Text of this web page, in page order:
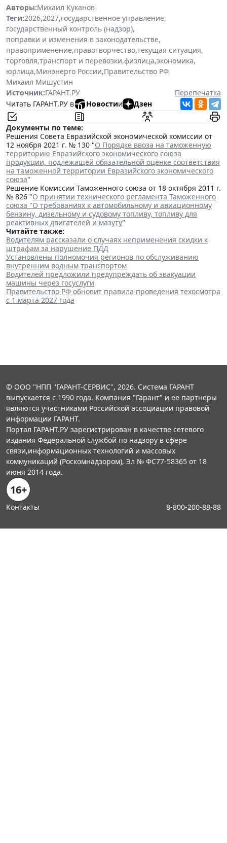
Авторы:Михаил Куканов
Теги:2026,2027,государственное управление,
государственный контроль (надзор),
поправки и изменения в законодательстве,
правоприменение,правотворчество,текущая ситуация,
торговля,транспорт и перевозки,физлица,экономика,
юрлица,Минэнерго России,Правительство РФ,
Михаил Мишустин
Источник:ГАРАНТ.РУ
Перепечатка
Читать ГАРАНТ.РУ в
Новостии Дзен
Документы по теме:
Решения Совета Евразийской экономической комиссии от
12 ноября 2021 г. № 130 "О Порядке ввоза на таможенную
территорию Евразийского экономического союза
продукции, подлежащей обязательной оценке соответствия
на таможенной территории Евразийского экономического
союза"
Решение Комиссии Таможенного союза от 18 октября 2011 г.
№ 826 "О принятии технического регламента Таможенного
союза "О требованиях к автомобильному и авиационному
бензину, дизельному и судовому топливу, топливу для
реактивных двигателей и мазуту"
Читайте также:
Водителям рассказали о случаях неприменения скидки к
штрафам за нарушение ПДД
Установлены полномочия регионов по обслуживанию
внутренним водным транспортом
Водителей предложили предупреждать об эвакуации
машины через госуслуги
Правительство РФ обновит правила проведения техосмотра
с 1 марта 2027 года
© ООО "НПП "ГАРАНТ-СЕРВИС", 2026. Система ГАРАНТ
выпускается с 1990 года. Компания "Гарант" и ее партнеры
являются участниками Российской ассоциации правовой
информации ГАРАНТ.
Портал ГАРАНТ.РУ зарегистрирован в качестве сетевого
издания Федеральной службой по надзору в сфере
связи,информационных технологий и массовых
коммуникаций (Роскомнадзором), Эл № ФС77-58365 от 18
июня 2014 года.
16+
Контакты 8-800-200-88-88